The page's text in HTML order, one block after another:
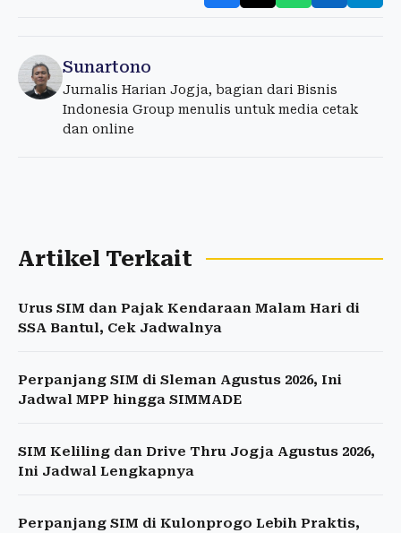
Sunartono
Jurnalis Harian Jogja, bagian dari Bisnis
Indonesia Group menulis untuk media cetak
dan online
Artikel Terkait
Urus SIM dan Pajak Kendaraan Malam Hari di
SSA Bantul, Cek Jadwalnya
Perpanjang SIM di Sleman Agustus 2026, Ini
Jadwal MPP hingga SIMMADE
SIM Keliling dan Drive Thru Jogja Agustus 2026,
Ini Jadwal Lengkapnya
Perpanjang SIM di Kulonprogo Lebih Praktis,